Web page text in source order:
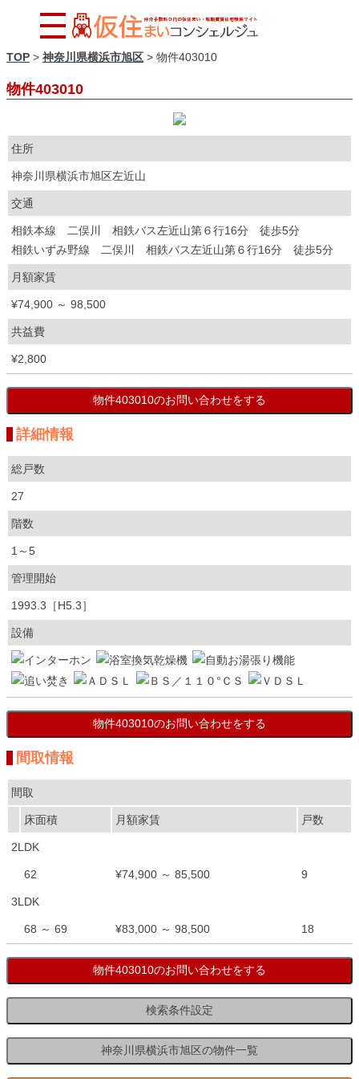
TOP > 神奈川県横浜市旭区 > 物件403010
物件403010
住所
神奈川県横浜市旭区左近山
交通
相鉄本線 二俣川 相鉄バス左近山第６行16分 徒歩5分
相鉄いずみ野線 二俣川 相鉄バス左近山第６行16分 徒歩5分
月額家賃
¥74,900 ～ 98,500
共益費
¥2,800
詳細情報
総戸数
27
階数
1～5
管理開始
1993.3［H5.3］
設備
間取情報
間取
床面積 月額家賃 戸数
2LDK
62 ¥74,900 ～ 85,500 9
3LDK
68 ～ 69 ¥83,000 ～ 98,500 18